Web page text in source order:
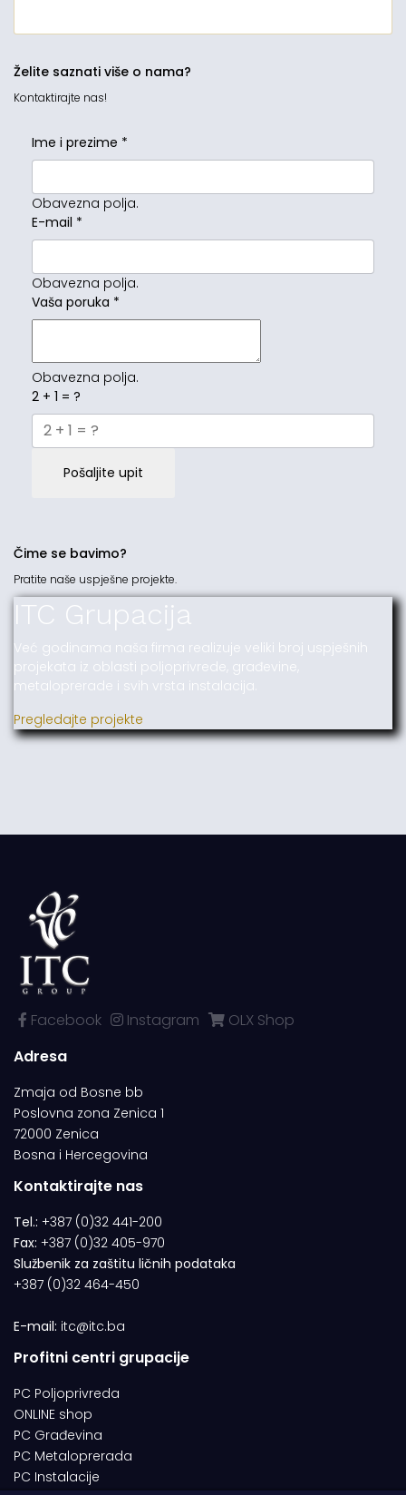
Želite saznati više o nama?
Kontaktirajte nas!
Ime i prezime *
Obavezna polja.
E-mail *
Obavezna polja.
Vaša poruka *
Obavezna polja.
2 + 1 = ?
Pošaljite upit
Čime se bavimo?
Pratite naše uspješne projekte.
ITC Grupacija
Već godinama naša firma realizuje veliki broj uspješnih
projekata iz oblasti poljoprivrede, građevine,
metaloprerade i svih vrsta instalacija.
Pregledajte projekte
Facebook Instagram
OLX Shop
Adresa
Zmaja od Bosne bb
Poslovna zona Zenica 1
72000 Zenica
Bosna i Hercegovina
Kontaktirajte nas
Tel.: +387 (0)32 441-200
Fax: +387 (0)32 405-970
Službenik za zaštitu ličnih podataka
+387 (0)32 464-450
E-mail: itc@itc.ba
Profitni centri grupacije
PC Poljoprivreda
ONLINE shop
PC Građevina
PC Metaloprerada
PC Instalacije